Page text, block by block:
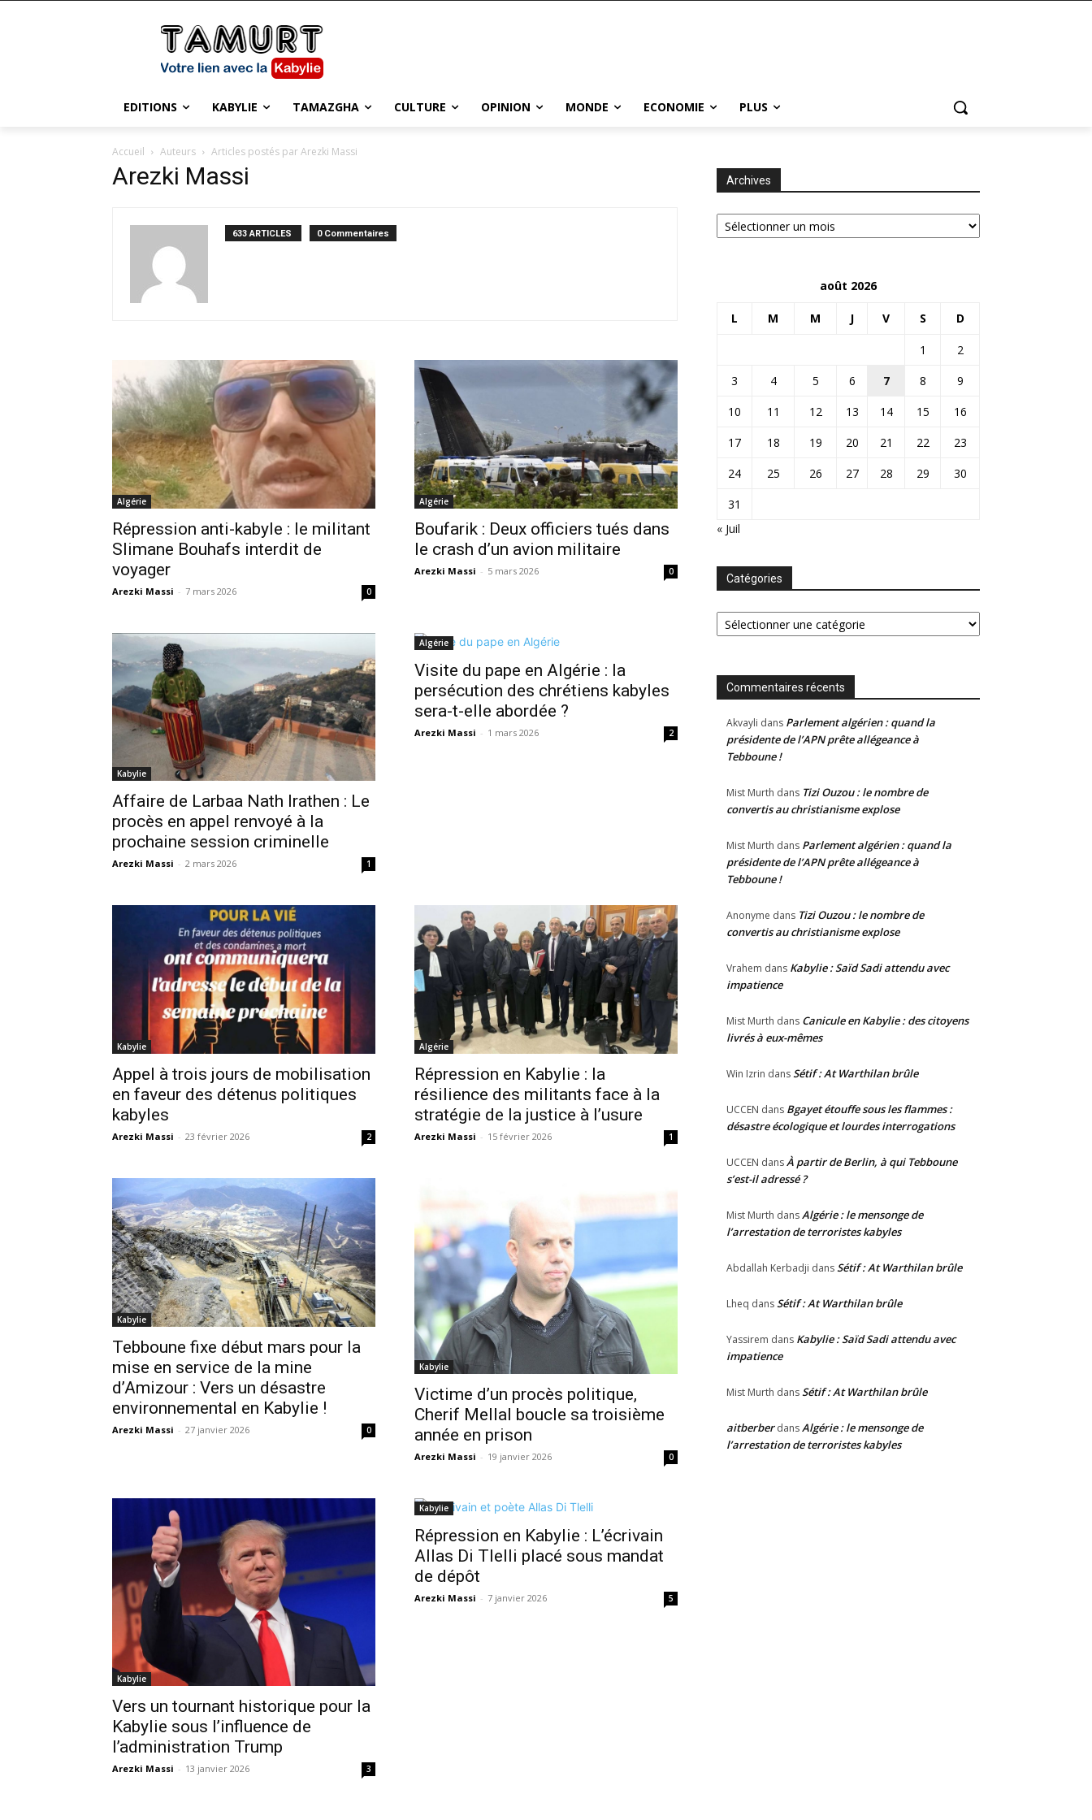
EDITIONS KABYLIE TAMAZGHA CULTURE OPINION MONDE ECONOMIE PLUS
Accueil Auteurs Articles postés par Arezki Massi
Arezki Massi
633 ARTICLES 0 Commentaires
Algérie
Répression anti-kabyle : le militant
Slimane Bouhafs interdit de
voyager
Arezki Massi - 7 mars 2026 0
Algérie
Boufarik : Deux officiers tués dans
le crash d’un avion militaire
Arezki Massi - 5 mars 2026 0
Kabylie
Affaire de Larbaa Nath Irathen : Le
procès en appel renvoyé à la
prochaine session criminelle
Arezki Massi - 2 mars 2026 1
Algérie
Visite du pape en Algérie : la
persécution des chrétiens kabyles
sera-t-elle abordée ?
Arezki Massi - 1 mars 2026 2
Kabylie
Appel à trois jours de mobilisation
en faveur des détenus politiques
kabyles
Arezki Massi - 23 février 2026 2
Algérie
Répression en Kabylie : la
résilience des militants face à la
stratégie de la justice à l’usure
Arezki Massi - 15 février 2026 1
Kabylie
Tebboune fixe début mars pour la
mise en service de la mine
d’Amizour : Vers un désastre
environnemental en Kabylie !
Arezki Massi - 27 janvier 2026 0
Kabylie
Victime d’un procès politique,
Cherif Mellal boucle sa troisième
année en prison
Arezki Massi - 19 janvier 2026 0
Kabylie
Vers un tournant historique pour la
Kabylie sous l’influence de
l’administration Trump
Arezki Massi - 13 janvier 2026 3
Kabylie
Répression en Kabylie : L’écrivain
Allas Di Tlelli placé sous mandat
de dépôt
Arezki Massi - 7 janvier 2026 5
Archives
Archives
août 2026
L M M J V S D
1
2
3
4 5 6 7 8
9
10
11 12 13 14 15
16
17
18 19 20 21 22
23
24
25 26 27 28 29
30
31
« Juil
Catégories
Catégories
Commentaires récents
Akvayli dans Parlement algérien : quand la
présidente de l’APN prête allégeance à
Tebboune !
Mist Murth dans Tizi Ouzou : le nombre de
convertis au christianisme explose
Mist Murth dans Parlement algérien : quand la
présidente de l’APN prête allégeance à
Tebboune !
Anonyme dans Tizi Ouzou : le nombre de
convertis au christianisme explose
Vrahem dans Kabylie : Saïd Sadi attendu avec
impatience
Mist Murth dans Canicule en Kabylie : des citoyens
livrés à eux-mêmes
Win Izrin dansSétif : At Warthilan brûle
UCCEN dans Bgayet étouffe sous les flammes :
désastre écologique et lourdes interrogations
UCCEN dansÀ partir de Berlin, à qui Tebboune
s’est-il adressé ?
Mist Murth dansAlgérie : le mensonge de
l’arrestation de terroristes kabyles
Abdallah Kerbadji dansSétif : At Warthilan brûle
Lheq dansSétif : At Warthilan brûle
Yassirem dans Kabylie : Saïd Sadi attendu avec
impatience
Mist Murth dansSétif : At Warthilan brûle
aitberberdansAlgérie : le mensonge de
l’arrestation de terroristes kabyles